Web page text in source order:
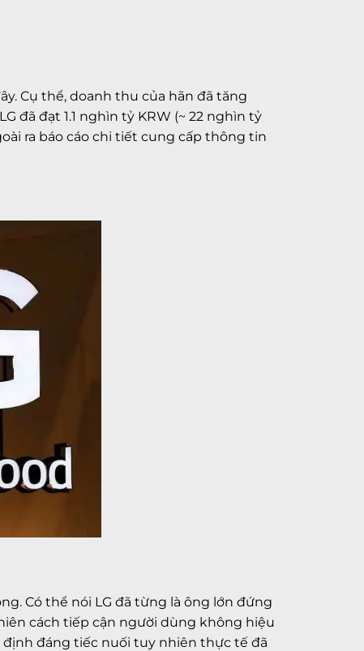
Cụ thể, doanh thu của hãn đã tăng
đã đạt 1.1 nghìn tỷ KRW (~ 22 nghìn tỷ
ra báo cáo chi tiết cung cấp thông tin
Có thể nói LG đã từng là ông lớn đứng
cách tiếp cận người dùng không hiệu
đáng tiếc nuối tuy nhiên thực tế đã